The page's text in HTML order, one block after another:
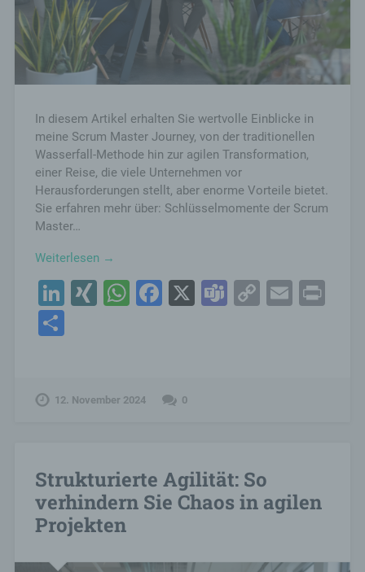
In diesem Artikel erhalten Sie wertvolle Einblicke in
meine Scrum Master Journey, von der traditionellen
Wasserfall-Methode hin zur agilen Transformation,
einer Reise, die viele Unternehmen vor
Herausforderungen stellt, aber enorme Vorteile bietet.
Sie erfahren mehr über: Schlüsselmomente der Scrum
Master…
Weiterlesen →
LinkedIn
XINGWhatsApp
Facebook
X Teams
CopyEmail
12. November 2024 0
Strukturierte Agilität: So
verhindern Sie Chaos in agilen
Projekten